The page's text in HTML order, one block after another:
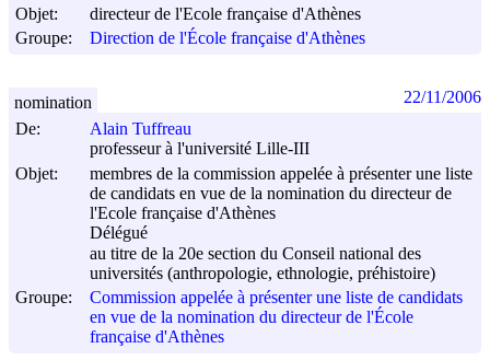
Objet:
directeur de l'Ecole française d'Athènes
Groupe:
Direction de l'École française d'Athènes
De:
Alain Tuffreau
professeur à l'université Lille-III
Objet:
membres de la commission appelée à présenter une liste
de candidats en vue de la nomination du directeur de
l'Ecole française d'Athènes
Délégué
au titre de la 20e section du Conseil national des
universités (anthropologie, ethnologie, préhistoire)
Groupe:
Commission appelée à présenter une liste de candidats
en vue de la nomination du directeur de l'École
française d'Athènes
nomination 22/11/2006